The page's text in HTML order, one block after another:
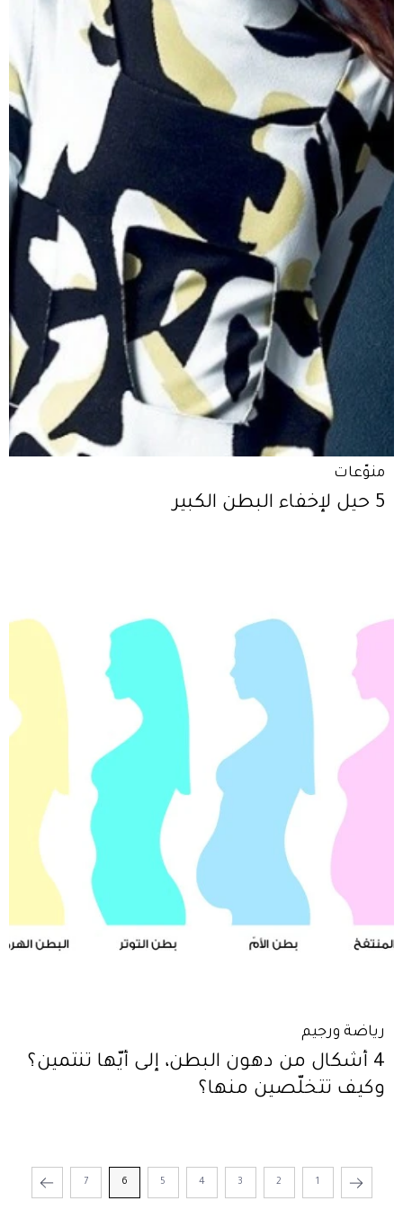
منوّعات
5 حيل لإخفاء البطن الكبير
رياضة ورجيم
4 أشكال من دهون البطن، إلى أيّها تنتمين؟
وكيف تتخلّصين منها؟
1
2
3
4
5
6
7